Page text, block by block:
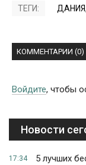
ТЕГИ: ДАНИЯ,
КОММЕНТАРИИ (0)
Войдите, чтобы
Новости
17:34
5 лучших